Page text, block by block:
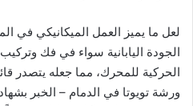
لعل ما يميز العمل الميكانيكي في
الجودة اليابانية سواء في فك
الحركية للمحرك، مما جعله يتصدر
ورشة تويوتا في الدمام – الخبر